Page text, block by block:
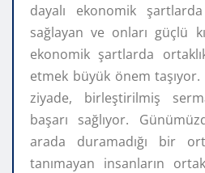
dayalı ekonomik
sağlayan ve onları güçlü
ekonomik şartlarda
etmek büyük önem
ziyade, birleştirilmiş
başarı sağlıyor.
arada duramadığı bir
tanımayan insanların